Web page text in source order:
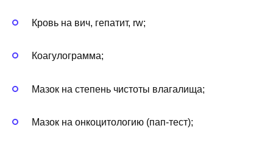
Кровь на вич, гепатит, rw;
Коагулограмма;
Мазок на степень чистоты влагалища;
Мазок на онкоцитологию (пап-тест);